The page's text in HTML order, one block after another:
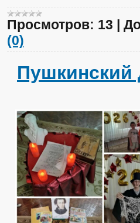
Просмотров: 13 |
(0)
Пушкинский